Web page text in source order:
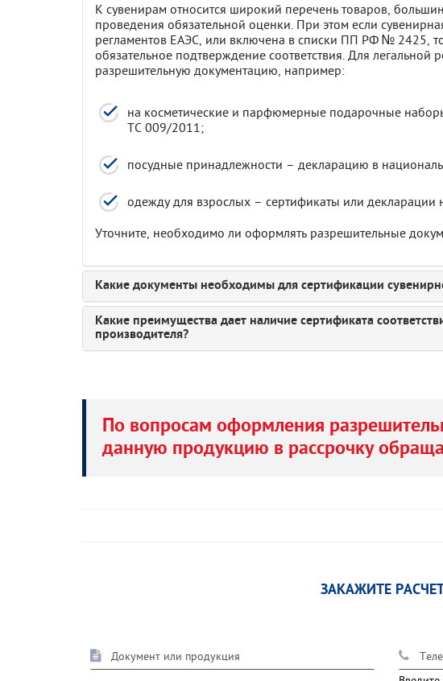
К сувенирам относится широкий перечень товаров,
проведения обязательной оценки. При этом если
регламентов ЕАЭС, или включена в списки ПП РФ № 2425,
обязательное подтверждение соответствия. Для
разрешительную документацию, например:
на косметические и парфюмерные подарочные
ТС 009/2011;
посудные принадлежности – декларацию в
одежду для взрослых – сертификаты или
Уточните, необходимо ли оформлять разрешительные
Какие документы необходимы для сертификации
Какие преимущества дает наличие сертификата
производителя?
По вопросам оформления
данную продукцию в рассрочку
ЗАКАЖИТЕ